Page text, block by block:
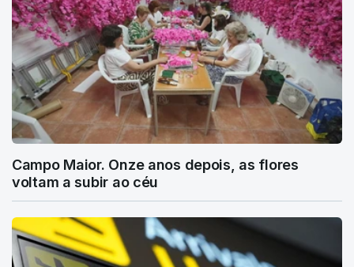
Campo Maior. Onze anos depois, as flores
voltam a subir ao céu